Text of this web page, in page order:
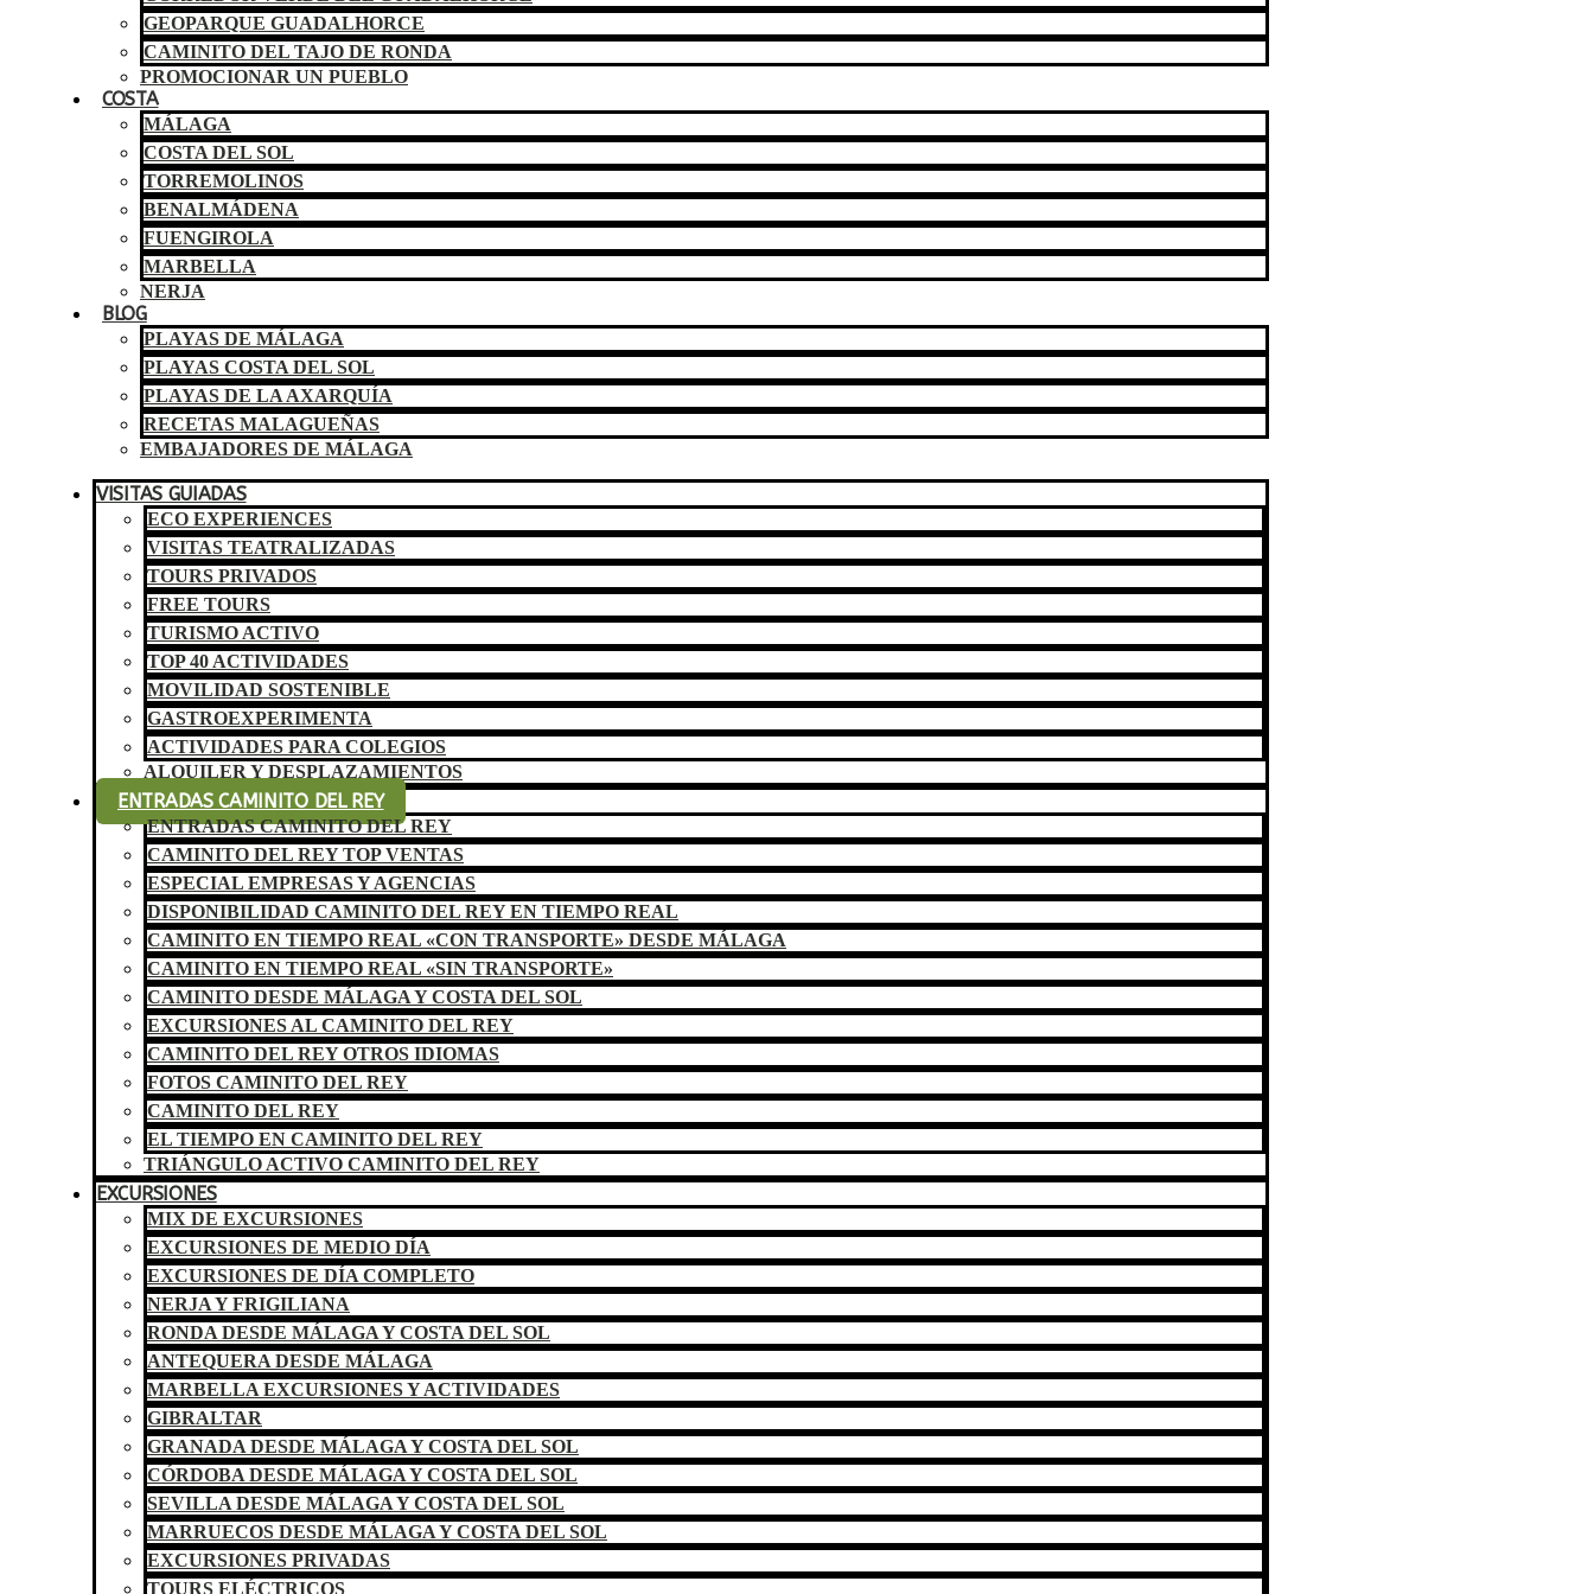
GEOPARQUE GUADALHORCE
CAMINITO DEL TAJO DE RONDA
PROMOCIONAR UN PUEBLO
COSTA
MÁLAGA
COSTA DEL SOL
TORREMOLINOS
BENALMÁDENA
FUENGIROLA
MARBELLA
NERJA
BLOG
PLAYAS DE MÁLAGA
PLAYAS COSTA DEL SOL
PLAYAS DE LA AXARQUÍA
RECETAS MALAGUEÑAS
EMBAJADORES DE MÁLAGA
VISITAS GUIADAS
ECO EXPERIENCES
VISITAS TEATRALIZADAS
TOURS PRIVADOS
FREE TOURS
TURISMO ACTIVO
TOP 40 ACTIVIDADES
MOVILIDAD SOSTENIBLE
GASTROEXPERIMENTA
ACTIVIDADES PARA COLEGIOS
ALQUILER Y DESPLAZAMIENTOS
ENTRADAS CAMINITO DEL REY
ENTRADAS CAMINITO DEL REY
CAMINITO DEL REY TOP VENTAS
ESPECIAL EMPRESAS Y AGENCIAS
DISPONIBILIDAD CAMINITO DEL REY EN TIEMPO REAL
CAMINITO EN TIEMPO REAL «CON TRANSPORTE» DESDE MÁLAGA
CAMINITO EN TIEMPO REAL «SIN TRANSPORTE»
CAMINITO DESDE MÁLAGA Y COSTA DEL SOL
EXCURSIONES AL CAMINITO DEL REY
CAMINITO DEL REY OTROS IDIOMAS
FOTOS CAMINITO DEL REY
CAMINITO DEL REY
EL TIEMPO EN CAMINITO DEL REY
TRIÁNGULO ACTIVO CAMINITO DEL REY
EXCURSIONES
MIX DE EXCURSIONES
EXCURSIONES DE MEDIO DÍA
EXCURSIONES DE DÍA COMPLETO
NERJA Y FRIGILIANA
RONDA DESDE MÁLAGA Y COSTA DEL SOL
ANTEQUERA DESDE MÁLAGA
MARBELLA EXCURSIONES Y ACTIVIDADES
GIBRALTAR
GRANADA DESDE MÁLAGA Y COSTA DEL SOL
CÓRDOBA DESDE MÁLAGA Y COSTA DEL SOL
SEVILLA DESDE MÁLAGA Y COSTA DEL SOL
MARRUECOS DESDE MÁLAGA Y COSTA DEL SOL
EXCURSIONES PRIVADAS
TOURS ELÉCTRICOS